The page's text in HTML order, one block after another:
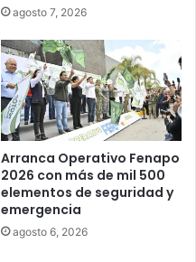
agosto 7, 2026
Arranca Operativo Fenapo
2026 con más de mil 500
elementos de seguridad y
emergencia
agosto 6, 2026